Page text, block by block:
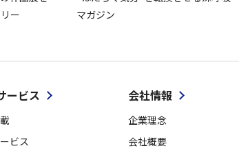
ー
マガジン
ービス
ビス
会社情報
企業理念
会社概要